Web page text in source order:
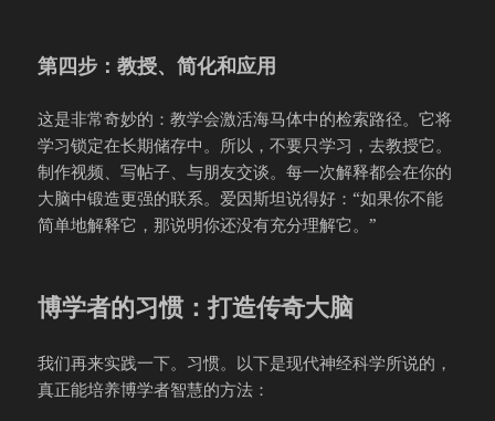
第四步：教授、简化和应用
这是非常奇妙的：教学会激活海马体中的检索路径。它将
学习锁定在长期储存中。所以，不要只学习，去教授它。
制作视频、写帖子、与朋友交谈。每一次解释都会在你的
大脑中锻造更强的联系。爱因斯坦说得好：“如果你不能
简单地解释它，那说明你还没有充分理解它。”
博学者的习惯：打造传奇大脑
我们再来实践一下。习惯。以下是现代神经科学所说的，
真正能培养博学者智慧的方法：